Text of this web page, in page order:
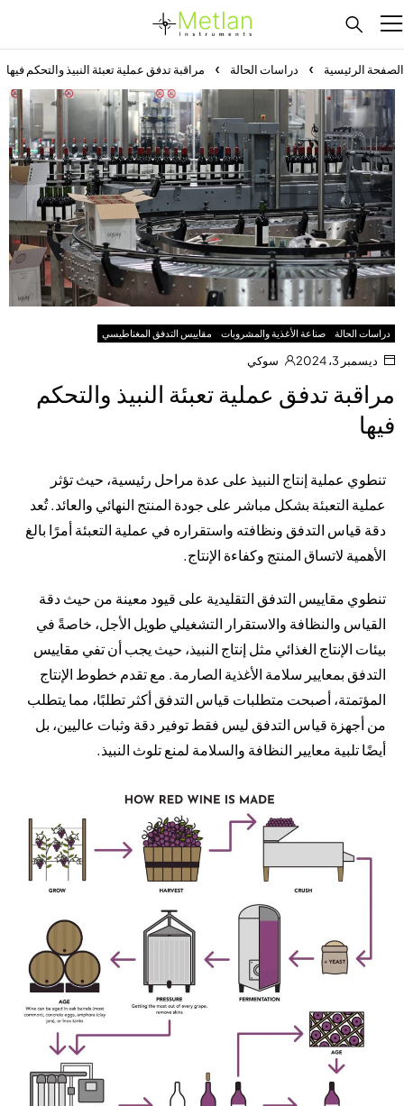
الصفحة الرئيسية دراسات الحالة مراقبة تدفق عملية تعبئة النبيذ والتحكم فيها
دراسات الحالة صناعة الأغذية والمشروبات مقاييس التدفق المغناطيسي
ديسمبر 3، 2024 سوكي
مراقبة تدفق عملية تعبئة النبيذ والتحكم
فيها
تنطوي عملية إنتاج النبيذ على عدة مراحل رئيسية، حيث تؤثر
عملية التعبئة بشكل مباشر على جودة المنتج النهائي والعائد. تُعد
دقة قياس التدفق ونظافته واستقراره في عملية التعبئة أمرًا بالغ
الأهمية لاتساق المنتج وكفاءة الإنتاج.
تنطوي مقاييس التدفق التقليدية على قيود معينة من حيث دقة
القياس والنظافة والاستقرار التشغيلي طويل الأجل، خاصةً في
بيئات الإنتاج الغذائي مثل إنتاج النبيذ، حيث يجب أن تفي مقاييس
التدفق بمعايير سلامة الأغذية الصارمة. مع تقدم خطوط الإنتاج
المؤتمتة، أصبحت متطلبات قياس التدفق أكثر تطلبًا، مما يتطلب
من أجهزة قياس التدفق ليس فقط توفير دقة وثبات عاليين، بل
أيضًا تلبية معايير النظافة والسلامة لمنع تلوث النبيذ.